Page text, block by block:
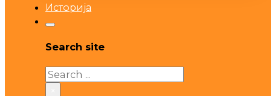
Историја
Search site
Search